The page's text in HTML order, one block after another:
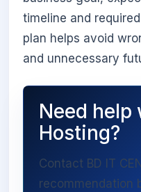
timeline and
plan helps avoid
and unnecessary
Need help
Hosting?
Contact BD IT
recommendation